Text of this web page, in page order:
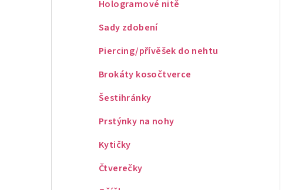
Hologramové nitě
Sady zdobení
Piercing/přívěšek do nehtu
Brokáty kosočtverce
Šestihránky
Prstýnky na nohy
Kytičky
Čtverečky